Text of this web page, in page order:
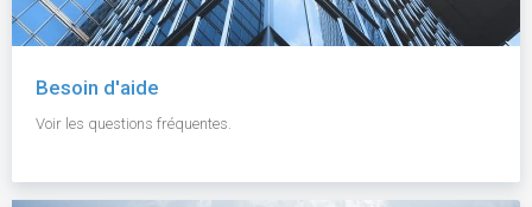
Besoin d'aide
Voir les questions fréquentes.